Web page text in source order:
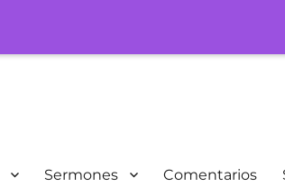
Sermones Comentarios